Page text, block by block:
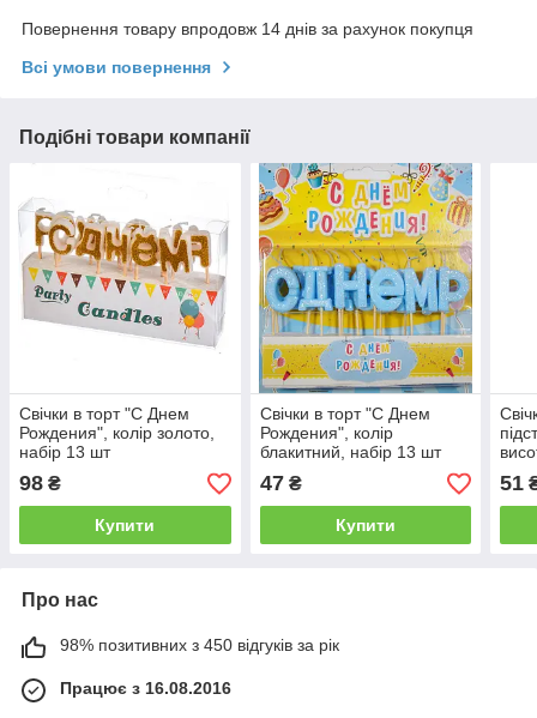
Повернення товару впродовж 14 днів за рахунок покупця
Всі умови повернення
Подібні товари компанії
Свічки в торт "С Днем
Рождения", колір золото,
набір 13 шт
98 ₴
Купити
Свічки в торт "С Днем
Рождения", колір
блакитний, набір 13 шт
47₴
Купити
51
Про нас
98% позитивних з 450 відгуків за рік
Працює з 16.08.2016